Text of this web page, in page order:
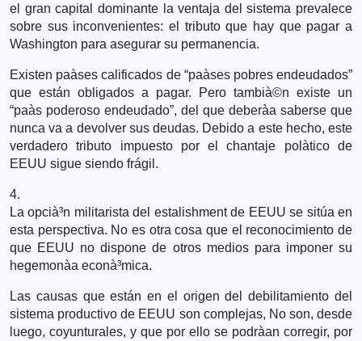
el gran capital dominante la ventaja del sistema prevalece
sobre sus inconvenientes: el tributo que hay que pagar a
Washington para asegurar su permanencia.
Existen paà­ses calificados de “paà­ses pobres endeudados”
que están obligados a pagar. Pero tambià©n existe un
“paà­s poderoso endeudado”, del que deberà­a saberse que
nunca va a devolver sus deudas. Debido a este hecho, este
verdadero tributo impuesto por el chantaje polà­tico de
EEUU sigue siendo frágil.
4.
La opcià³n militarista del estalishment de EEUU se sitúa en
esta perspectiva. No es otra cosa que el reconocimiento de
que EEUU no dispone de otros medios para imponer su
hegemonà­a econà³mica.
Las causas que están en el origen del debilitamiento del
sistema productivo de EEUU son complejas, No son, desde
luego, coyunturales, y que por ello se podrà­an corregir, por